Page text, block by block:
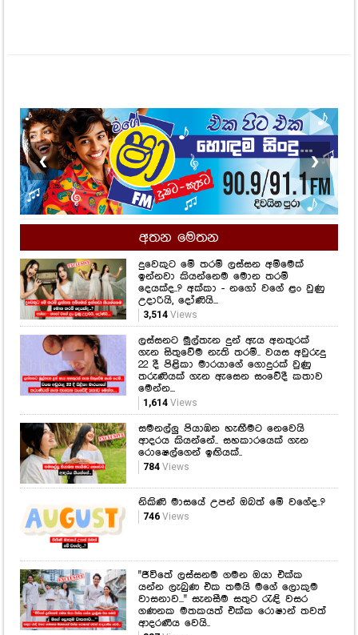
❮ ❯
අතන මෙතන
දුවෙකුට මේ තරම් ලස්සන අම්මෙක්
ඉන්නවා කියන්නෙම මොන තරම්
දෙයක්ද..? අක්කා - නගෝ වගේ ළං වුණු
උදාරියි, දෝණියි...
3,514Views
ලස්සනට මුල්තැන දුන් ඇය අනතුරක්
ගැන සිතුවේම නැති තරම්.. වයස අවුරුදු
22 දී පිළිකා මාරයාගේ ගොදුරක් වුණු
තරුණියක් ගැන ඇසෙන සංවේදී කතාව
මෙන්න...
1,614 Views
සමනල්ලු පියාඹන හැඟීමට නෙවෙයි
ආදරය කියන්නේ.. සහකාරයෙක් ගැන
රොෂෙල්ගෙන් ඉඟියක්..
784Views
නිකිණි මාසයේ උපන් ඔබත් මේ වගේද..?
746Views
යන්න ලැබුණ එක තමයි මගේ ලොකුම
වාසනාව..." සැනසීම සතුට රැඳි වසර
ගණනක මතකයත් එක්ක රොෂාන් තවත්
Latest Hiru Videos
සුව අරණ